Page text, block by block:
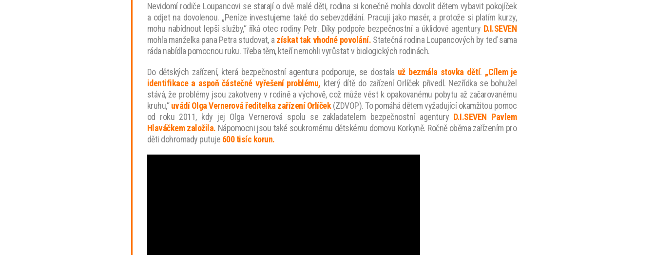
Nevidomí rodiče Loupancovi se starají o dvě malé děti, rodina si konečně mohla dovolit dětem vybavit pokojíček
a odjet na dovolenou. „Peníze investujeme také do sebevzdělání. Pracuji jako masér, a protože si platím kurzy,
mohu nabídnout lepší služby,“ říká otec rodiny Petr. Díky podpoře bezpečnostní a úklidové agentury D.I.SEVEN
mohla manželka pana Petra studovat, a získat tak vhodné povolání. Statečná rodina Loupancových by teď sama
ráda nabídla pomocnou ruku. Třeba těm, kteří nemohli vyrůstat v biologických rodinách.
Do dětských zařízení, která bezpečnostní agentura podporuje, se dostala už bezmála stovka dětí. „Cílem je
identifikace a aspoň částečné vyřešení problému, který dítě do zařízení Orlíček přivedl. Nezřídka se bohužel
stává, že problémy jsou zakotveny v rodině a výchově, což může vést k opakovanému pobytu až začarovanému
kruhu,“uvádí Olga Vernerová ředitelka zařízení Orlíček(ZDVOP). To pomáhá dětem vyžadující okamžitou pomoc
od roku 2011, kdy jej Olga Vernerová spolu se zakladatelem bezpečnostní agentury D.I.SEVEN Pavlem
Hlaváčkem založila. Nápomocni jsou také soukromému dětskému domovu Korkyně. Ročně oběma zařízením pro
děti dohromady putuje 600 tisíc korun.